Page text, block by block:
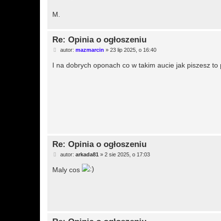
M.
Re: Opinia o ogłoszeniu
P
t
autor: mazmarcin » 23 lip 2025, o 16:40
I na dobrych oponach co w takim aucie jak piszesz to
Re: Opinia o ogłoszeniu
P
t
autor: arkada81 » 2 sie 2025, o 17:03
Maly cos